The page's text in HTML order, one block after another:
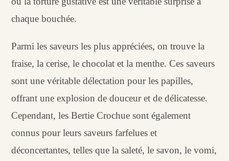
chaque bouchée.
Parmi les saveurs les plus appréciées, on trouve la
fraise, la cerise, le chocolat et la menthe. Ces saveurs
sont une véritable délectation pour les papilles,
offrant une explosion de douceur et de délicatesse.
Cependant, les Bertie Crochue sont également
connus pour leurs saveurs farfelues et
déconcertantes, telles que la saleté, le savon, le vomi,